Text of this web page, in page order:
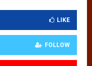
LIKE
FOLLOW